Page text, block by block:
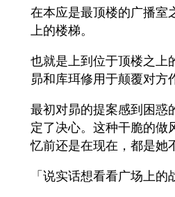
在本应是最顶楼的广播
上的楼梯。
也就是上到位于顶楼之上
昴和库珥修用于颠覆对方
最初对昴的提案感到困惑
定了决心。这种干脆的做
忆前还是在现在，都是她
「说实话想看看广场上的